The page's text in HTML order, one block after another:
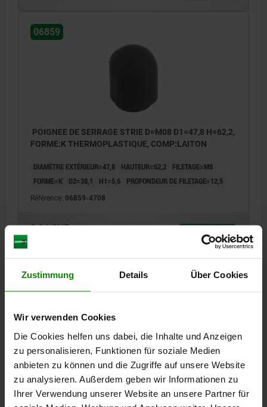
Zustimmung Details Über Cookies
Wir verwenden Cookies
Die Cookies helfen uns dabei, die Inhalte und Anzeigen
zu personalisieren, Funktionen für soziale Medien
anbieten zu können und die Zugriffe auf unsere Website
zu analysieren. Außerdem geben wir Informationen zu
Ihrer Verwendung unserer Website an unsere Partner für
06859
POIGNEE DE SERRAGE STRIE D=M08 D1=47,8 H=62,2,
FORME:K THERMOPLASTIQUE, COMP:LAITON
DIAMÈTRE EXTÉRIEUR=47,8 HAUTEUR=62,2
FILETAGE=M8
FORME=K
D2=38,1 H1=5,6 PROFONDEUR DE FILETAGE=12,5
Référence: 06859-4708
3,81 CHF
DÉTAILS
06859
POIGNEE DE SERRAGE STRIE D=M10 D1=47,8 H=62,2,
FORME:K THERMOPLASTIQUE, COMP:LAITON